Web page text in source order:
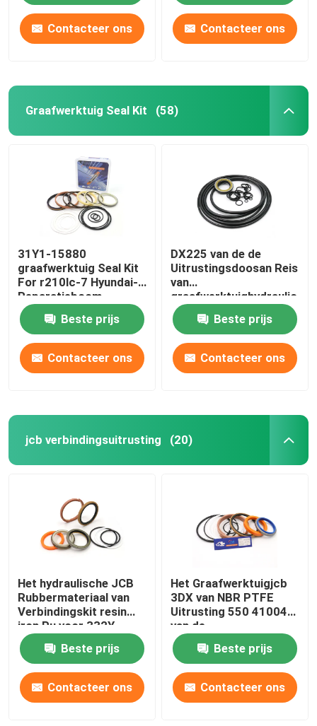
Contacteer ons Contacteer ons
Graafwerktuig Seal Kit (58)
31Y1-15880
graafwerktuig Seal Kit
For r210lc-7 Hyundai-
Reparatieboom
Beste prijs
Contacteer ons
DX225 van de de
Uitrustingsdoosan Reis
van
graafwerktuighydraulic
pump seal de
Uitrusting van de de
Motorverbinding
Beste prijs
Contacteer ons
jcb verbindingsuitrusting (20)
Het hydraulische JCB
Rubbermateriaal van
Verbindingskit resin
iron Pu voor 332Y-
5599
Beste prijs
Contacteer ons
Het Graafwerktuigjcb
3DX van NBR PTFE
Uitrusting 550 41004
van de
Stabilisatorverbinding
Beste prijs
Contacteer ons